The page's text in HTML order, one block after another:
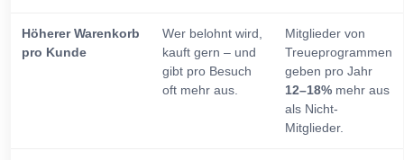
Höherer Warenkorb
pro Kunde
Wer belohnt wird,
kauft gern – und
gibt pro Besuch
oft mehr aus.
Mitglieder von
Treueprogrammen
geben pro Jahr
12–18% mehr aus
als Nicht-
Mitglieder.